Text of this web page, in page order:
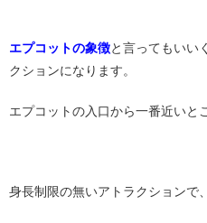
エプコットの象徴と言ってもいい
クションになります。
エプコットの入口から一番近いと
身長制限の無いアトラクションで、